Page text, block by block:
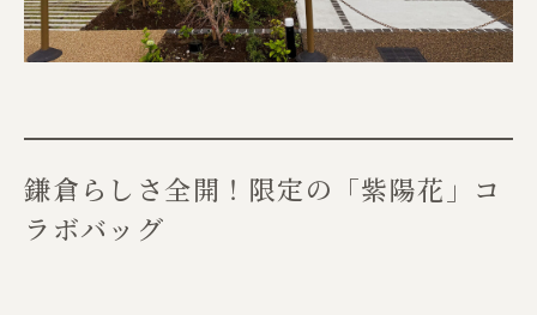
鎌倉らしさ全開！限定の「紫陽花」コ
ラボバッグ